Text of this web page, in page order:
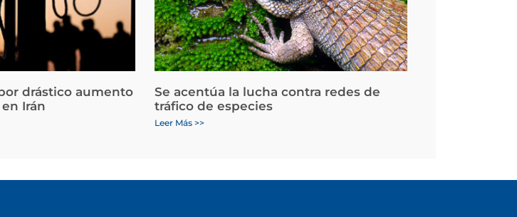
drástico aumento
Irán
Se acentúa la lucha contra redes de
tráfico de especies
Leer Más >>